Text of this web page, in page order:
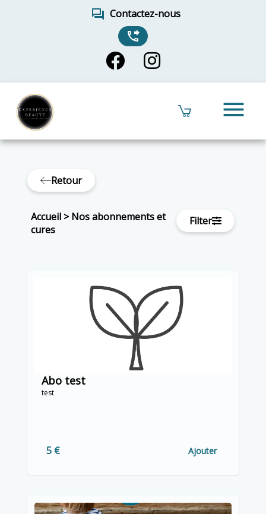
forum Contactez-nous
phone_forwarded
menu
Retour
Accueil >Nos abonnements et
cures
Filter
Abo test
test
5 € Ajouter